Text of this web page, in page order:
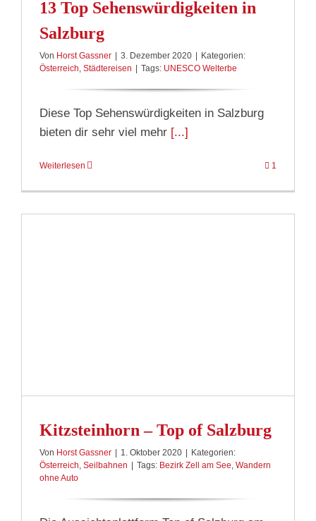
13 Top Sehenswürdigkeiten in
Salzburg
Von Horst Gassner | 3. Dezember 2020 | Kategorien:
Österreich Städtereisen | Tags: UNESCO Welterbe
Diese Top Sehenswürdigkeiten in Salzburg
bieten dir sehr viel mehr [...]
Weiterlesen 1
Kitzsteinhorn – Top of Salzburg
Von Horst Gassner 1. Oktober 2020
Kategorien:
Österreich, Seilbahnen Tags: Bezirk Zell am See, Wandern
ohne Auto